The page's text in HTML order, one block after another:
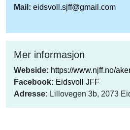
Mail: eidsvoll.sjff@gmail.com
Mer informasjon
Webside: https://www.njff.no/
Facebook: Eidsvoll JFF
Adresse: Lillovegen 3b, 2073